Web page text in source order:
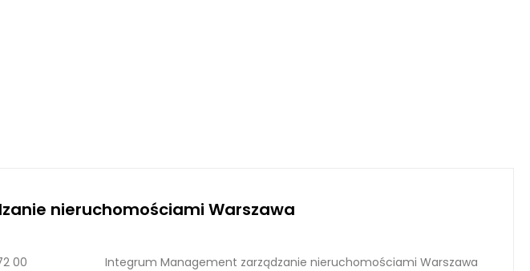
nieruchomościami Warszawa
00 Integrum Management zarządzanie nieruchomościami Warszawa